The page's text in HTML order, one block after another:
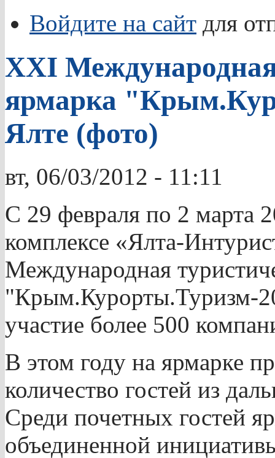
Войдите на сайт для
XXI
ярмарка
Ялте (фото)
вт, 06/03/2012 - 11:11
С 29 февраля по 2 марта
комплексе «Ялта-
Международная
"Крым.Курорты.Туризм-
участие более 500
В этом году на ярмарке
количество гостей из
Среди почетных гостей
объединенной